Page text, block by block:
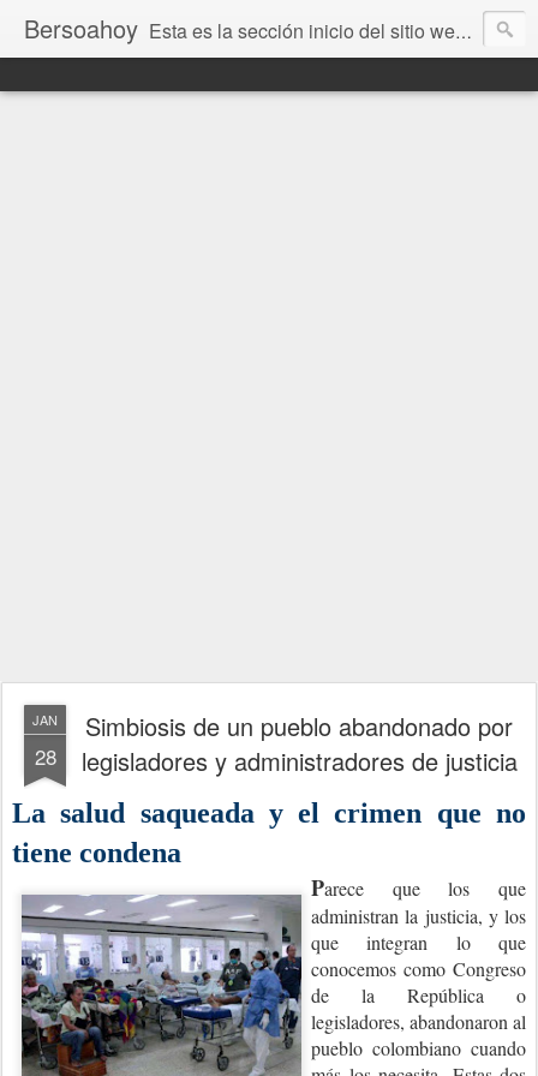
Bersoahoy Esta es la sección inicio del sitio web Bersoahoy con noticias virtuales. Entradas del informativo www.bersoahoy.co
JAN
28
Simbiosis de un pueblo abandonado por
legisladores y administradores de justicia
La salud saqueada y el crimen que no
tiene condena
Parece que los que
administran la justicia, y los
que integran lo que
conocemos como Congreso
de la República o
legisladores, abandonaron al
pueblo colombiano cuando